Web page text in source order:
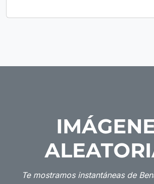
Te mostramos instantáneas de